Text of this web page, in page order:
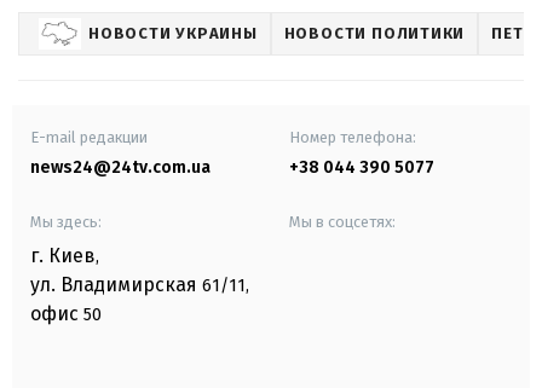
НОВОСТИ УКРАИНЫ НОВОСТИ ПОЛИТИКИ
E-mail редакции
news24@24tv.com.ua
Номер телефона:
+38 044 390 5077
Мы здесь:
г. Киев,
ул. Владимирская 61/11,
офис 50
Мы в соцсетях: